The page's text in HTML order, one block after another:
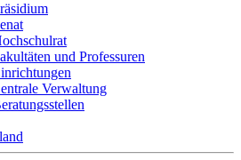
und Professuren
Verwaltung